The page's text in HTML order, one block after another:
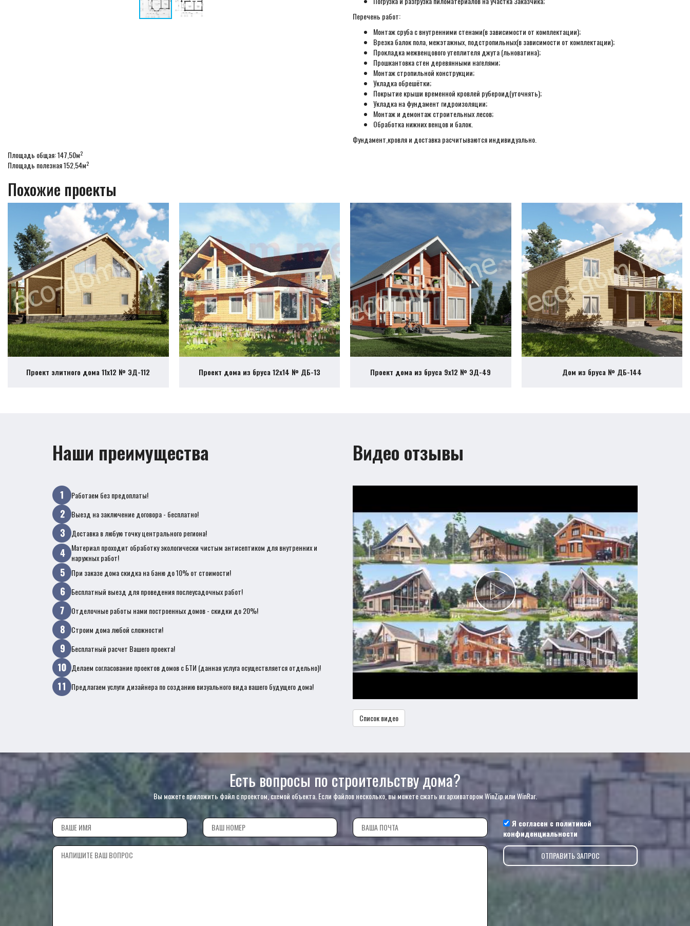
Перечень работ:
Монтаж сруба с внутренними стенами(в зависимости от комплектации);
Врезка балок пола, межэтажных, подстропильных(в зависимости от комплектации);
Прокладка межвенцового утеплителя джута (льноватина);
Прошкантовка стен деревянными нагелями;
Монтаж стропильной конструкции;
Укладка обрешётки;
Покрытие крыши временной кровлей рубероид(уточнять);
Укладка на фундамент гидроизоляции;
Монтаж и демонтаж строительных лесов;
Обработка нижних венцов и балок.
Фундамент,кровля и доставка расчитываются индивидуально.
Площадь общая: 147,50м2
Площадь полезная 152,54м2
Похожие проекты
Проект элитного дома 11х12 № ЭД-112 Проект дома из бруса 12х14 № ДБ-13 Проект дома из бруса 9х12 № ЭД-49 Дом из бруса № ДБ-144
Наши преимущества
Работаем без предоплаты!
Выезд на заключение договора - бесплатно!
Доставка в любую точку центрального региона!
Материал проходит обработку экологически чистым антисептиком для внутренних и
наружных работ!
При заказе дома скидка на баню до 10% от стоимости!
Бесплатный выезд для проведения послеусадочных работ!
Отделочные работы нами построенных домов - скидки до 20%!
Строим дома любой сложности!
Бесплатный расчет Вашего проекта!
Делаем согласование проектов домов с БТИ (данная услуга осуществляется отдельно)!
Предлагаем услуги дизайнера по созданию визуального вида вашего будущего дома!
Видео отзывы
Список видео
Есть вопросы по строительству дома?
Вы можете приложить файл с проектом, схемой объекта. Если файлов несколько, вы можете сжать их архиватором WinZip или WinRar.
Я согласен с политикой
конфиденциальности